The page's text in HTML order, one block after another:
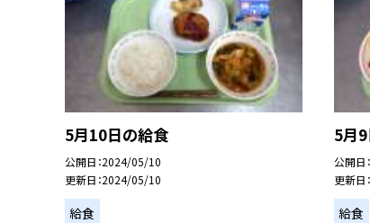
5月10日の給食
公開日 2024/05/10
更新日 2024/05/10
給食
5月
公開日
更新日
給食